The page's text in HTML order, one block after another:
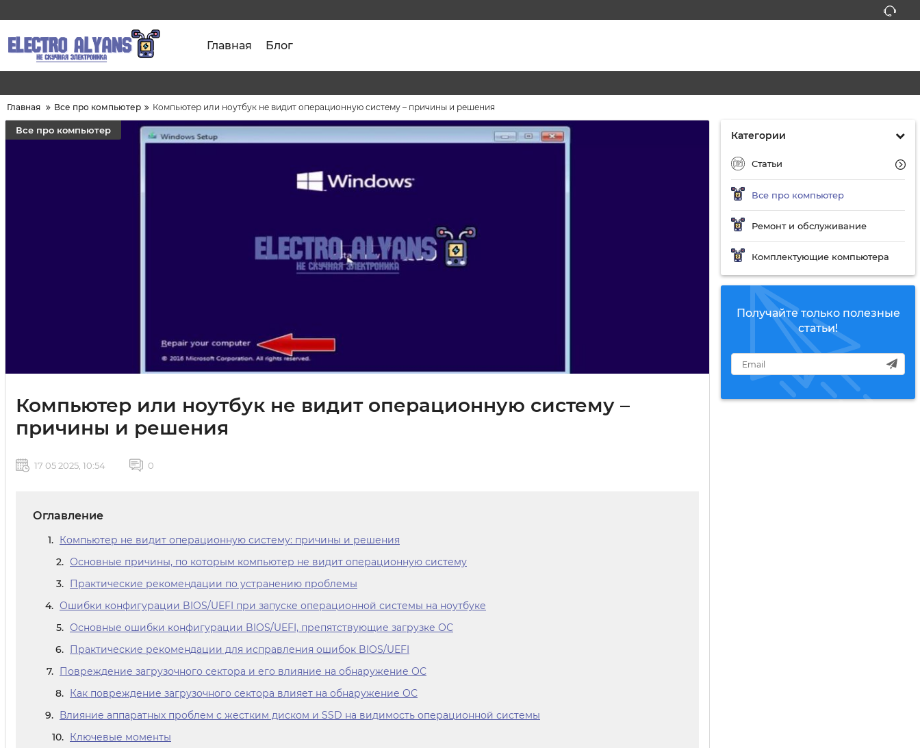
Главная Блог
Главная Все про компьютер Компьютер или ноутбук не видит операционную систему – причины и решения
Категории
Статьи
Все про компьютер
Ремонт и обслуживание
Комплектующие компьютера
Получайте только полезные
статьи!
Все про компьютер
Компьютер или ноутбук не видит операционную систему –
причины и решения
17 05 2025, 10:54 0
Оглавление
Компьютер не видит операционную систему: причины и решения
Основные причины, по которым компьютер не видит операционную систему
Практические рекомендации по устранению проблемы
Ошибки конфигурации BIOS/UEFI при запуске операционной системы на ноутбуке
Основные ошибки конфигурации BIOS/UEFI, препятствующие загрузке ОС
Практические рекомендации для исправления ошибок BIOS/UEFI
Повреждение загрузочного сектора и его влияние на обнаружение ОС
Как повреждение загрузочного сектора влияет на обнаружение ОС
Влияние аппаратных проблем с жестким диском и SSD на видимость операционной системы
Ключевые моменты